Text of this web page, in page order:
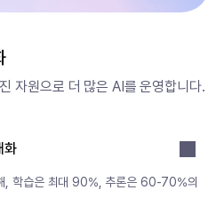
자원으로 더 많은 AI를 운영합니다.
화
, 학습은 최대 90%, 추론은 60-70%의